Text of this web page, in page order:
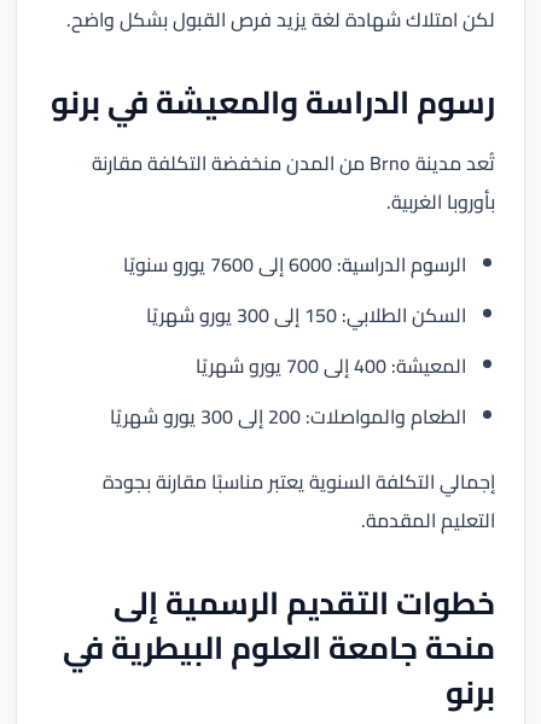
لكن امتلاك شهادة لغة يزيد فرص القبول بشكل واضح.
رسوم الدراسة والمعيشة في برنو
تُعد مدينة Brno من المدن منخفضة التكلفة مقارنة
بأوروبا الغربية.
الرسوم الدراسية: 6000 إلى 7600 يورو سنويًا
السكن الطلابي: 150 إلى 300 يورو شهريًا
المعيشة: 400 إلى 700 يورو شهريًا
الطعام والمواصلات: 200 إلى 300 يورو شهريًا
إجمالي التكلفة السنوية يعتبر مناسبًا مقارنة بجودة
التعليم المقدمة.
خطوات التقديم الرسمية إلى
منحة جامعة العلوم البيطرية في
برنو